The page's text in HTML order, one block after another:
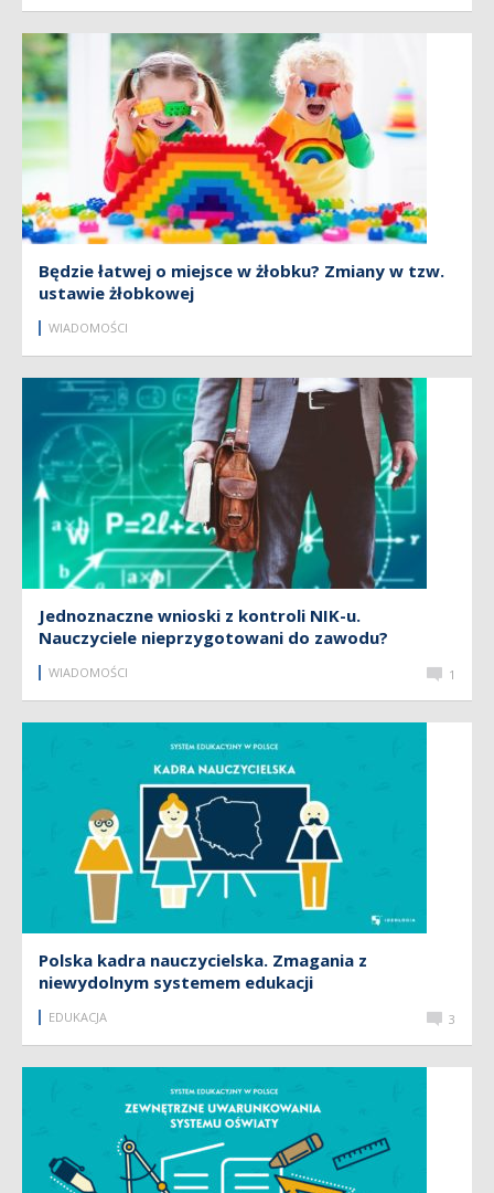
Będzie łatwej o miejsce w żłobku? Zmiany w tzw.
ustawie żłobkowej
WIADOMOŚCI
Jednoznaczne wnioski z kontroli NIK-u.
Nauczyciele nieprzygotowani do zawodu?
WIADOMOŚCI 1
Polska kadra nauczycielska. Zmagania z
niewydolnym systemem edukacji
EDUKACJA 3